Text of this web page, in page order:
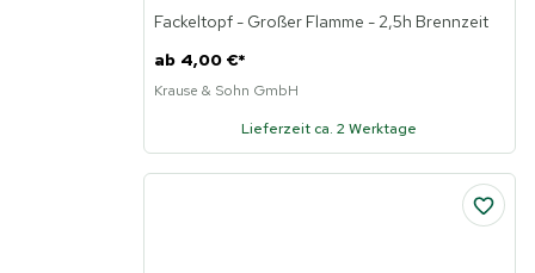
Fackeltopf - Großer Flamme - 2,5h Brennzeit
ab 4,00 €*
Krause & Sohn GmbH
Lieferzeit ca. 2 Werktage